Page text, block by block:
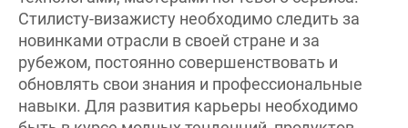
новинками отрасли в своей стране и за
рубежом, постоянно совершенствовать и
обновлять свои знания и профессиональные
навыки. Для развития карьеры необходимо
быть в курсе модных тенденций, продуктов
массовой культуры, направлений современного